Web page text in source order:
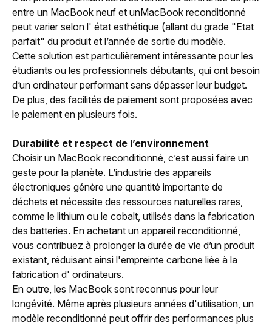
entre un MacBook neuf et unMacBook reconditionné
peut varier selon l' état esthétique (allant du grade "Etat
parfait" du produit et l’année de sortie du modèle.
Cette solution est particulièrement intéressante pour les
étudiants ou les professionnels débutants, qui ont besoin
d’un ordinateur performant sans dépasser leur budget.
De plus, des facilités de paiement sont proposées avec
le paiement en plusieurs fois.
Durabilité et respect de l’environnement
Choisir un MacBook reconditionné, c’est aussi faire un
geste pour la planète. L’industrie des appareils
électroniques génère une quantité importante de
déchets et nécessite des ressources naturelles rares,
comme le lithium ou le cobalt, utilisés dans la fabrication
des batteries. En achetant un appareil reconditionné,
vous contribuez à prolonger la durée de vie d’un produit
existant, réduisant ainsi l'empreinte carbone liée à la
fabrication d' ordinateurs.
En outre, les MacBook sont reconnus pour leur
longévité. Même après plusieurs années d'utilisation, un
modèle reconditionné peut offrir des performances plus